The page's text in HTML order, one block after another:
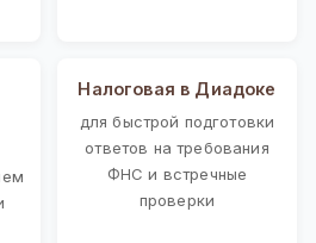
Налоговая в Диадоке
для быстрой подготовки
ответов на требования
ФНС и встречные
проверки